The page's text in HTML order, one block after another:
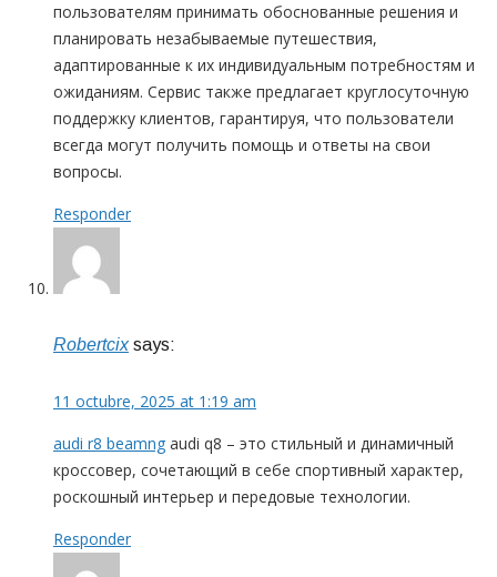
пользователям принимать обоснованные решения и
планировать незабываемые путешествия,
адаптированные к их индивидуальным потребностям и
ожиданиям. Сервис также предлагает круглосуточную
поддержку клиентов, гарантируя, что пользователи
всегда могут получить помощь и ответы на свои
вопросы.
Responder
Robertcix says:
11 octubre, 2025 at 1:19 am
audi r8 beamng audi q8 – это стильный и динамичный
кроссовер, сочетающий в себе спортивный характер,
роскошный интерьер и передовые технологии.
Responder